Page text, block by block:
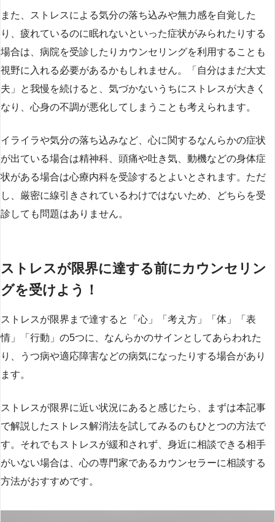
また、ストレスによる気分の落ち込みや無力感を自覚した
り、疲れているのに眠れないといった症状がみられたりする
場合は、病院を受診したりカウンセリングを利用することも
視野に入れる必要があるかもしれません。「自分はまだ大丈
夫」と我慢を続けると、気づかないうちにストレスが大きく
なり、心身の不調が悪化してしまうことも考えられます。
イライラや気分の落ち込みなど、心に関するなんらかの症状
が出ている場合は精神科、頭痛や吐き気、動機などの身体症
状がある場合は心療内科を受診するとよいとされます。ただ
し、厳密に線引きされているわけではないため、どちらを受
診しても問題はありません。
ストレスが限界に達する前にカウンセリン
グを受けよう！
ストレスが限界まで達すると「心」「考え方」「体」「表
情」「行動」の5つに、なんらかのサインとしてあらわれた
り、うつ病や適応障害などの病気になったりする場合があり
ます。
ストレスが限界に近い状況にあると感じたら、まずは本記事
で解説したストレス解消法を試してみるのもひとつの方法で
す。それでもストレスが緩和されず、身近に相談できる相手
がいない場合は、心の専門家であるカウンセラーに相談する
方法がおすすめです。